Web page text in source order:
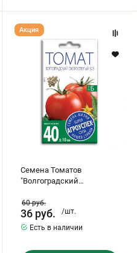
Семена
Томатов
"Волгоградский
Скороспелый
Семена Томатов
"Волгоградский
Акция
60руб.
36 руб.
/шт.
Есть в наличии